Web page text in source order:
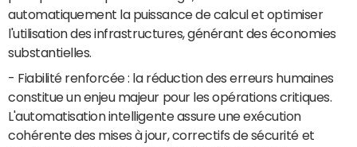
automatiquement la puissance de calcul et optimiser
l'utilisation des infrastructures, générant des économies
substantielles.
- Fiabilité renforcée : la réduction des erreurs humaines
constitue un enjeu majeur pour les opérations critiques.
L'automatisation intelligente assure une exécution
cohérente des mises à jour, correctifs de sécurité et